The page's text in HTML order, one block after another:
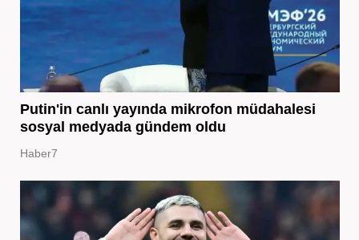
Putin'in canlı yayında mikrofon müdahalesi
sosyal medyada gündem oldu
Haber7